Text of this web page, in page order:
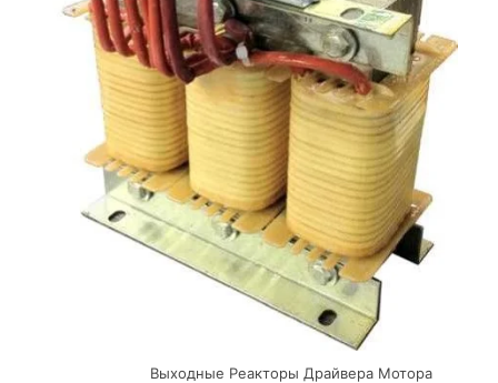
Выходные Реакторы Драйвера Мотора